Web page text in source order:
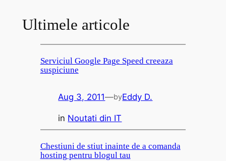
Ultimele articole
Serviciul Google Page Speed creeaza
suspiciune
Aug 3, 2011—byEddy D.
in Noutati din IT
Chestiuni de stiut inainte de a comanda
hosting pentru blogul tau